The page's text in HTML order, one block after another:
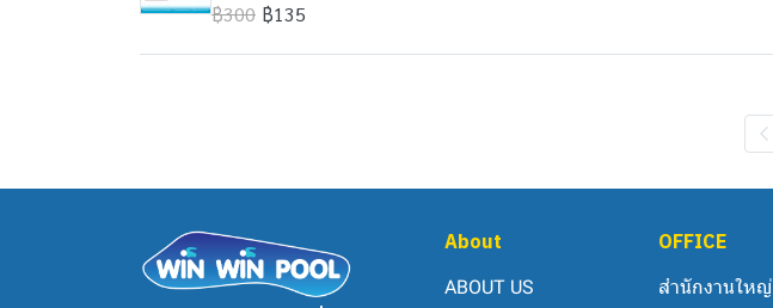
฿300 ฿135
About
ABOUT US
OFFICE
สำนักงานใหญ่